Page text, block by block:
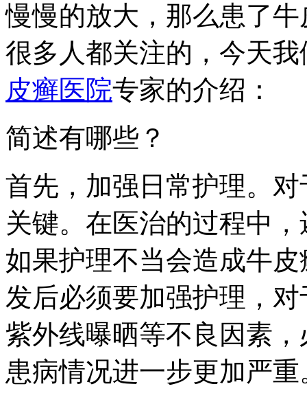
慢慢的放大，那么患了
很多人都关注的，今天
皮癣医院专家的介绍：
简述有哪些？
首先，加强日常护理。
关键。在医治的过程中
如果护理不当会造成牛
发后必须要加强护理，
紫外线曝晒等不良因素
患病情况进一步更加严